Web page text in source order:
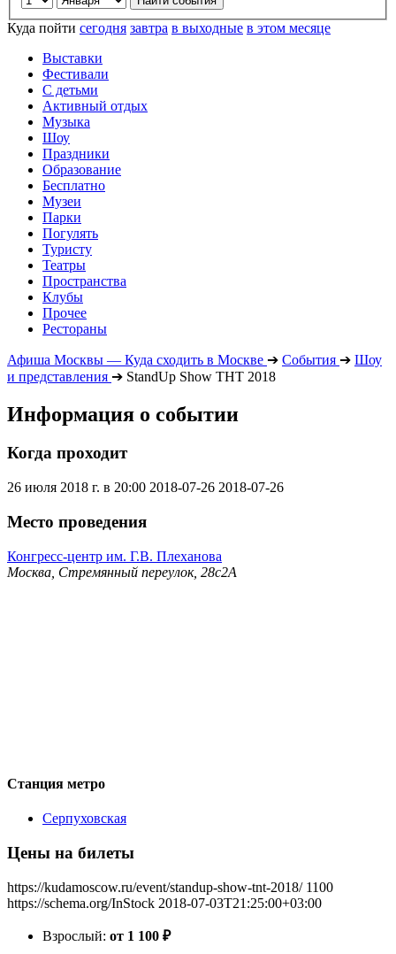
Куда пойти сегодня завтра в выходные в этом месяце
Выставки
Фестивали
С детьми
Активный отдых
Музыка
Шоу
Праздники
Образование
Бесплатно
Музеи
Парки
Погулять
Туристу
Театры
Пространства
Клубы
Прочее
Рестораны
Афиша Москвы — Куда сходить в Москве ➔ События ➔ Шоу
и представления ➔ StandUp Show ТНТ 2018
Информация о событии
Когда проходит
26 июля 2018 г. в 20:00 2018-07-26 2018-07-26
Место проведения
Конгресс-центр им. Г.В. Плеханова
Москва, Стремянный переулок, 28с2А
Станция метро
Серпуховская
Цены на билеты
https://kudamoscow.ru/event/standup-show-tnt-2018/ 1100
https://schema.org/InStock 2018-07-03T21:25:00+03:00
Взрослый: от 1 100 ₽